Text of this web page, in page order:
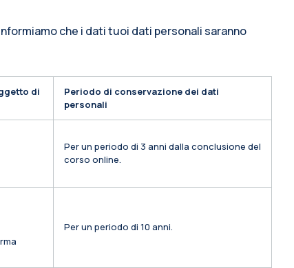
che i dati tuoi dati personali saranno
di
Periodo di conservazione dei dati
personali
Per un periodo di 3 anni dalla conclusione del
corso online.
Per un periodo di 10 anni.